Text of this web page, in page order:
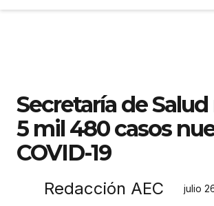
Secretaría de
5 mil 480 casos
COVID-19
Redacción AEC julio